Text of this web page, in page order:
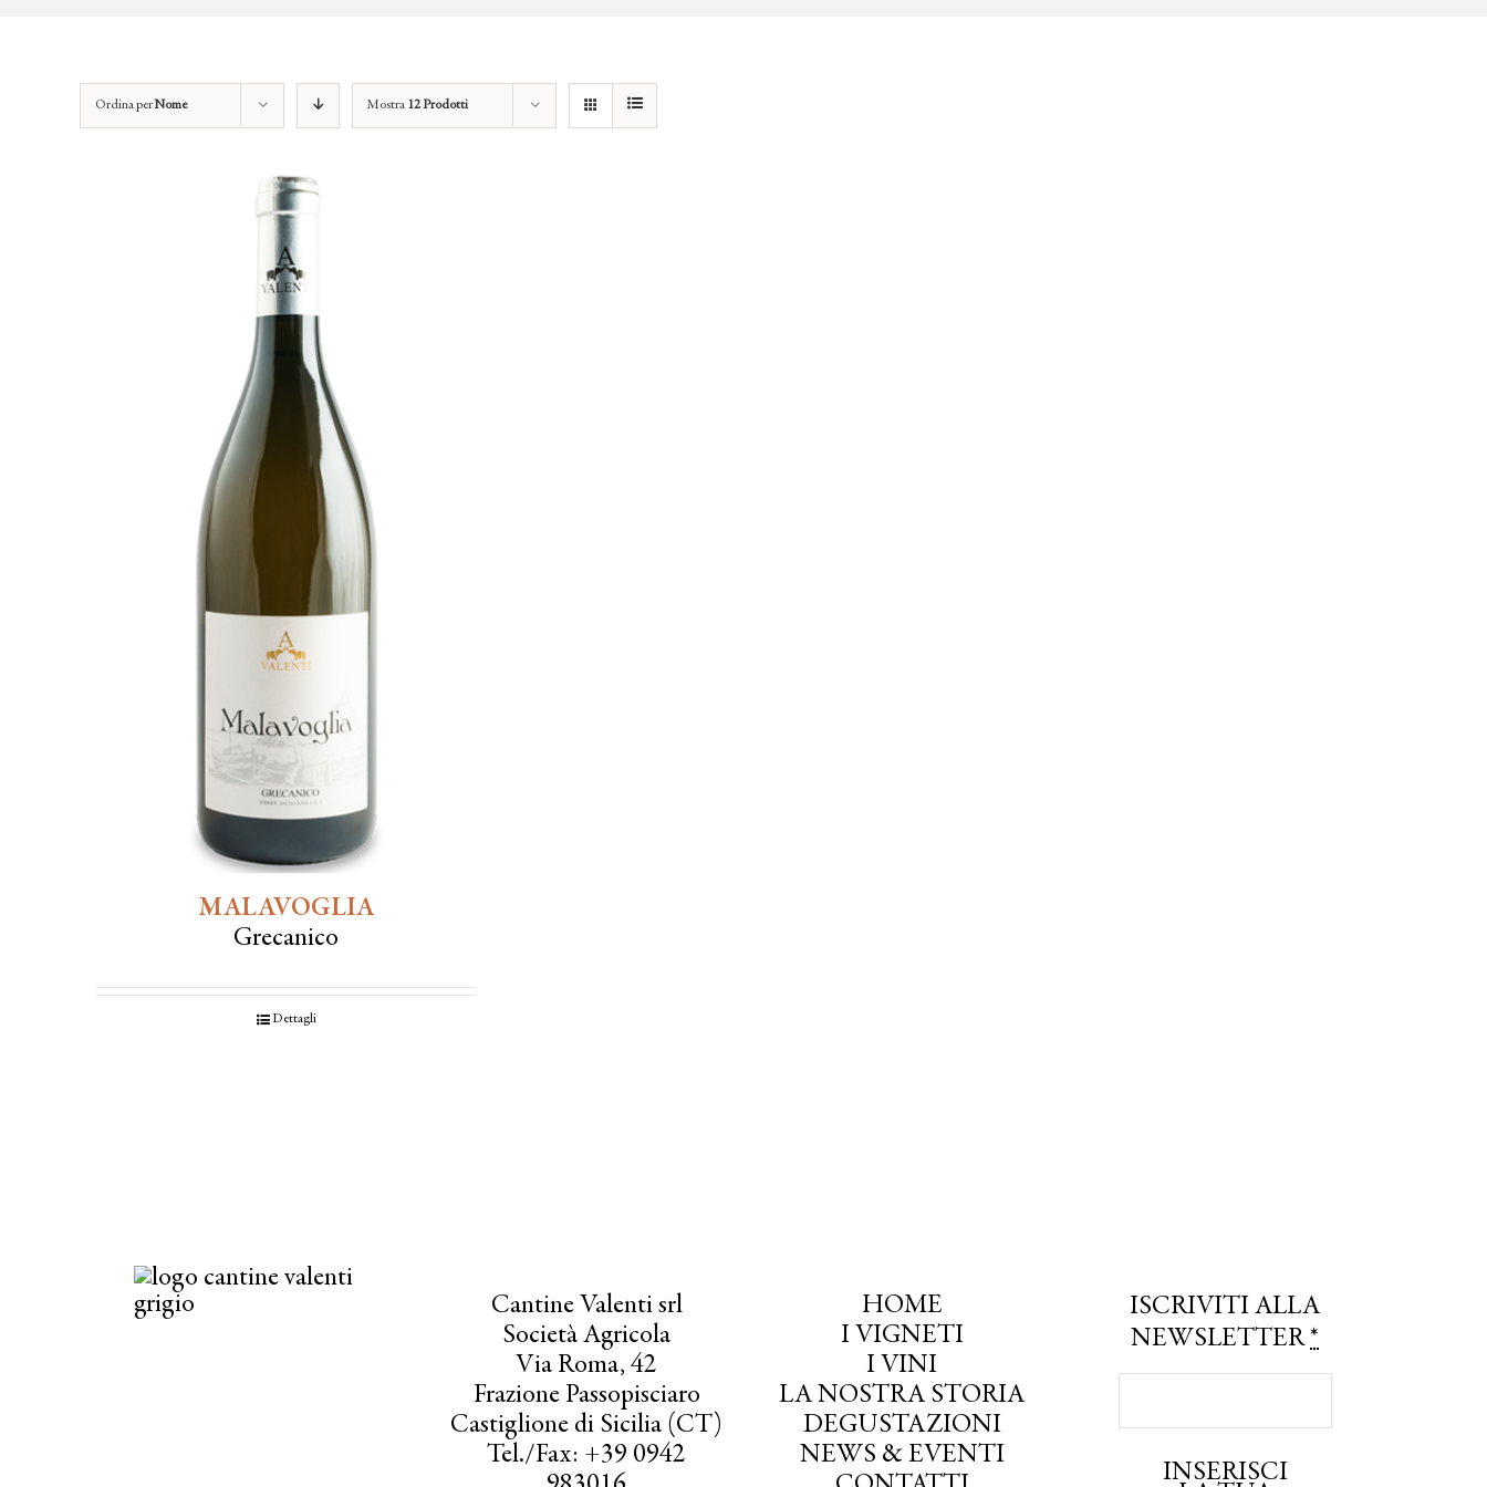
Ordina perNome Mostra 12 Prodotti
MALAVOGLIA
Grecanico
Dettagli
Cantine Valenti srl
Società Agricola
Via Roma, 42
Frazione Passopisciaro
Castiglione di Sicilia (CT)
Tel./Fax: +39 0942
HOME
I VIGNETI
I VINI
LA NOSTRA STORIA
DEGUSTAZIONI
NEWS & EVENTI
ISCRIVITI ALLA
NEWSLETTER*
INSERISCI